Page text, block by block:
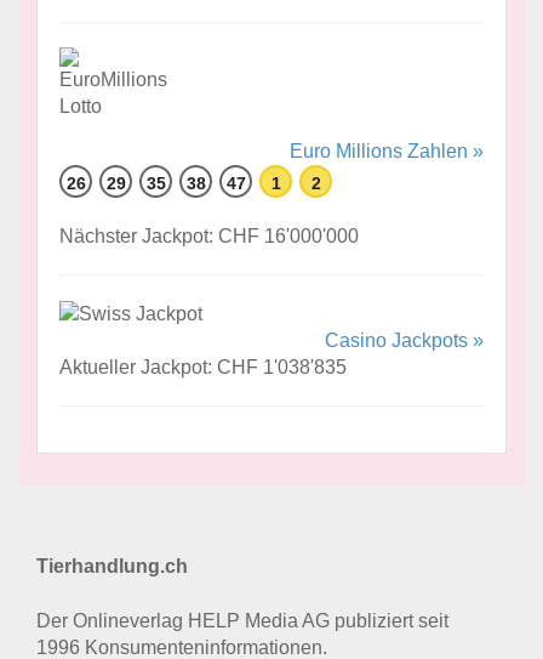
Euro Millions Zahlen »
26 29 35 38 47 1 2
Nächster Jackpot: CHF 16'000'000
Casino Jackpots »
Aktueller Jackpot: CHF 1'038'835
Tierhandlung.ch
Der Onlineverlag HELP Media AG publiziert seit
1996 Konsumenten­informationen.